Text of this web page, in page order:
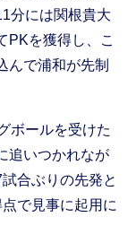
分には関根貴大
PKを獲得し、こ
んで浦和が先制
ボールを受けた
追いつかれなが
合ぶりの先発と
で見事に起用に